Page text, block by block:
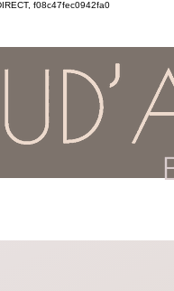
f08c47fec0942fa0